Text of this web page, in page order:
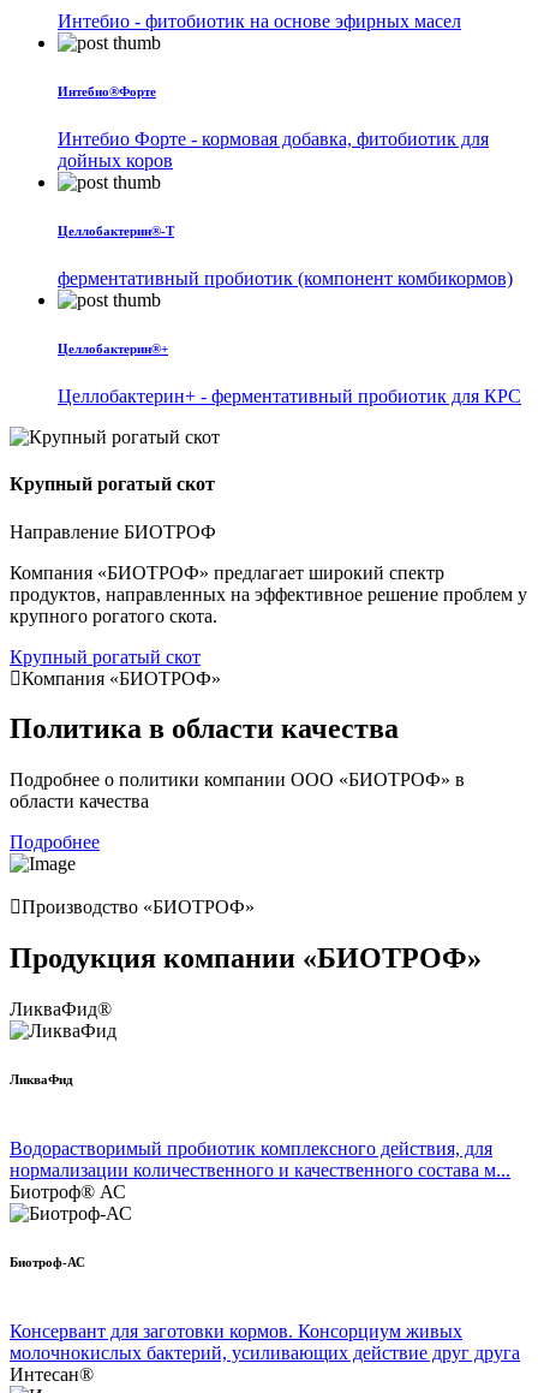
Интебио - фитобиотик на основе эфирных масел
Интебио®Форте
Интебио Форте - кормовая добавка, фитобиотик для
дойных коров
Целлобактерин®-Т
ферментативный пробиотик (компонент комбикормов)
Целлобактерин®+
Целлобактерин+ - ферментативный пробиотик для КРС
Крупный рогатый скот
Направление БИОТРОФ
Компания «БИОТРОФ» предлагает широкий спектр
продуктов, направленных на эффективное решение проблем у
крупного рогатого скота.
Крупный рогатый скот
Компания «БИОТРОФ»
Политика в области качества
Подробнее о политики компании ООО «БИОТРОФ» в
области качества
Подробнее
Производство «БИОТРОФ»
Продукция компании «БИОТРОФ»
ЛикваФид®
ЛикваФид
Водорастворимый пробиотик комплексного действия, для
нормализации количественного и качественного состава м...
Биотроф® АС
Биотроф-АС
Консервант для заготовки кормов. Консорциум живых
молочнокислых бактерий, усиливающих действие друг друга
Интесан®